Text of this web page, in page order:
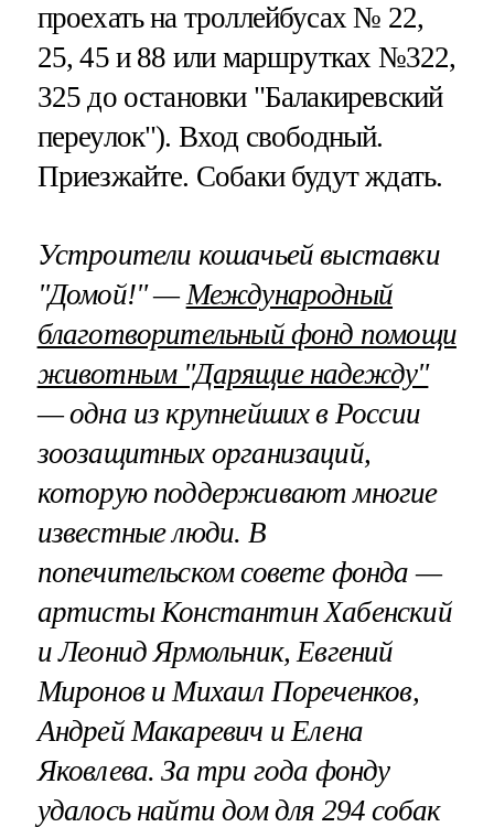
проехать на троллейбусах № 22,
25, 45 и 88 или маршрутках №322,
325 до остановки "Балакиревский
переулок"). Вход свободный.
Приезжайте. Собаки будут ждать.
Устроители кошачьей выставки
"Домой!" —Международный
благотворительный фонд помощи
животным "Дарящие надежду"
— одна из крупнейших в России
зоозащитных организаций,
которую поддерживают многие
известные люди. В
попечительском совете фонда —
артисты Константин Хабенский
и Леонид Ярмольник, Евгений
Миронов и Михаил Пореченков,
Андрей Макаревич и Елена
Яковлева. За три года фонду
удалось найти дом для 294 собак